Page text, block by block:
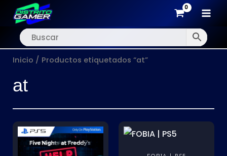
al
contenido
Inicio / Productos etiquetados “at”
at